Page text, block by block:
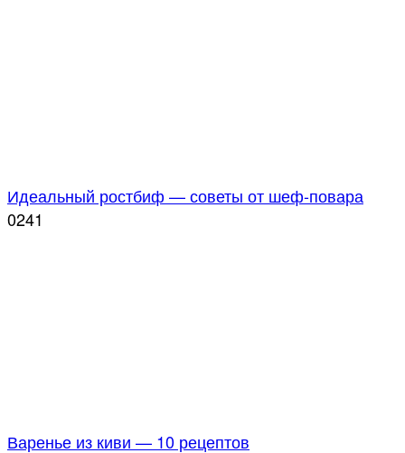
Идеальный ростбиф — советы от шеф-повара
0241
Варенье из киви — 10 рецептов